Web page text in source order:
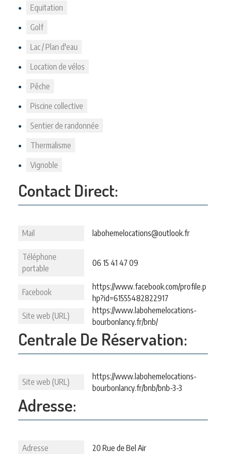
Equitation
Golf
Lac / Plan d'eau
Location de vélos
Pêche
Piscine collective
Sentier de randonnée
Thermalisme
Vignoble
Contact Direct:
Mail labohemelocations@outlook.fr
Téléphone
portable
06 15 41 47 09
Facebook
https://www.facebook.com/profile.p
hp?id=61555482822917
Site web (URL)
https://www.labohemelocations-
bourbonlancy.fr/bnb/
Centrale De Réservation:
Site web (URL)
https://www.labohemelocations-
bourbonlancy.fr/bnb/bnb-3-3
Adresse:
Adresse 20 Rue de Bel Air